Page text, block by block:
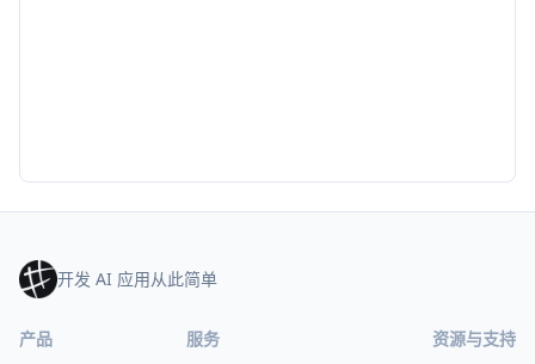
开发 AI 应用从此简单
产品 服务 资源与支持